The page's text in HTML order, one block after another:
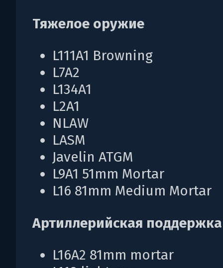
Тяжелое оружие
L111A1 Browning
L7A2
L134A1
L2A1
NLAW
LASM
Javelin ATGM
L9A1 51mm Mortar
L16 81mm Medium Mortar
Артиллерийская поддержка
L16A2 81mm mortar